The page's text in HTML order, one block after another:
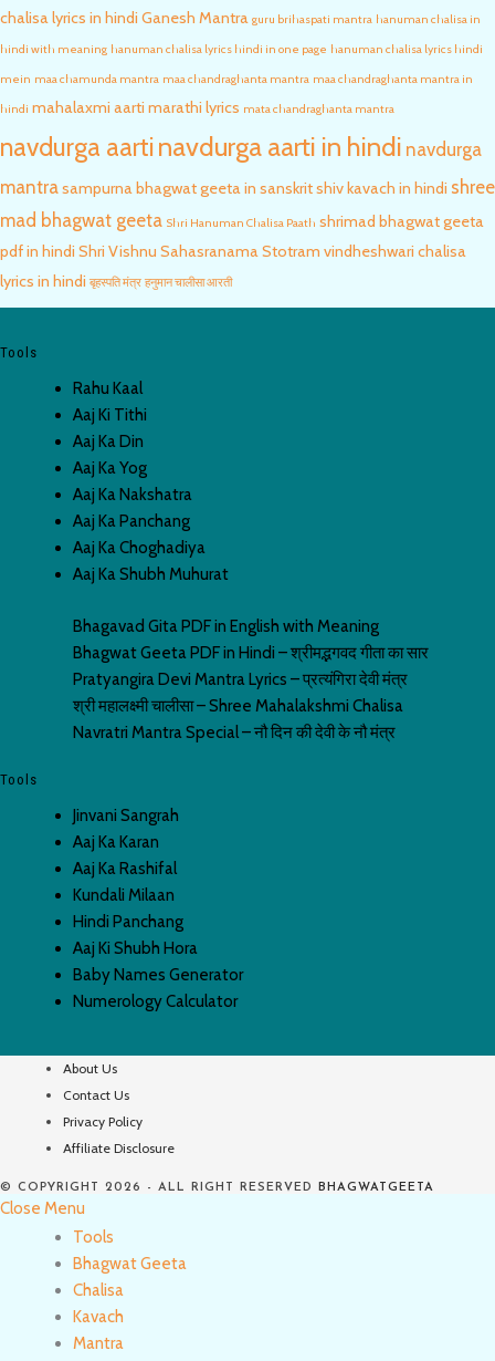
chalisa lyrics in hindi Ganesh Mantra guru brihaspati mantra hanuman chalisa in
hindi with meaning hanuman chalisa lyrics hindi in one page hanuman chalisa lyrics hindi
mein maa chamunda mantra maa chandraghanta mantra maa chandraghanta mantra in
hindi mahalaxmi aarti marathi lyrics mata chandraghanta mantra
navdurga aartinavdurga aarti in hindi navdurga
mantrasampurna bhagwat geeta in sanskritshiv kavach in hindi shree
mad bhagwat geeta Shri Hanuman Chalisa Paath shrimad bhagwat geeta
pdf in hindi Shri Vishnu Sahasranama Stotram vindheshwari chalisa
lyrics in hindi बृहस्पति मंत्र हनुमान चालीसा आरती
Tools
Rahu Kaal
Aaj Ki Tithi
Aaj Ka Din
Aaj Ka Yog
Aaj Ka Nakshatra
Aaj Ka Panchang
Aaj Ka Choghadiya
Aaj Ka Shubh Muhurat
Bhagavad Gita PDF in English with Meaning
Bhagwat Geeta PDF in Hindi – श्रीमद्भगवद गीता का सार
Pratyangira Devi Mantra Lyrics – प्रत्यंगिरा देवी मंत्र
श्री महालक्ष्मी चालीसा – Shree Mahalakshmi Chalisa
Navratri Mantra Special – नौ दिन की देवी के नौ मंत्र
Tools
Jinvani Sangrah
Aaj Ka Karan
Aaj Ka Rashifal
Kundali Milaan
Hindi Panchang
Aaj Ki Shubh Hora
Baby Names Generator
Numerology Calculator
About Us
Contact Us
Privacy Policy
Affiliate Disclosure
© COPYRIGHT 2026 - ALL RIGHT RESERVED BHAGWATGEETA
Close Menu
Tools
Bhagwat Geeta
Chalisa
Kavach
Mantra